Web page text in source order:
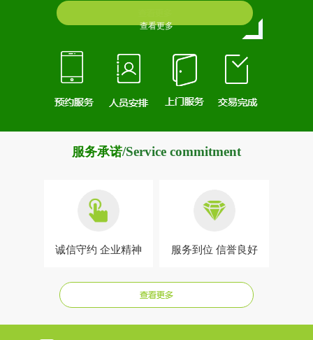
查看更多
服务承诺/Service commitment
诚信守约 企业精神 服务到位 信誉良好